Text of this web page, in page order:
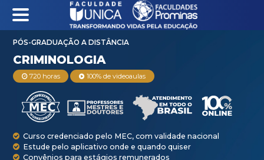
PÓS-GRADUAÇÃO A DISTÂNCIA
CRIMINOLOGIA
720 horas 100% de videoaulas